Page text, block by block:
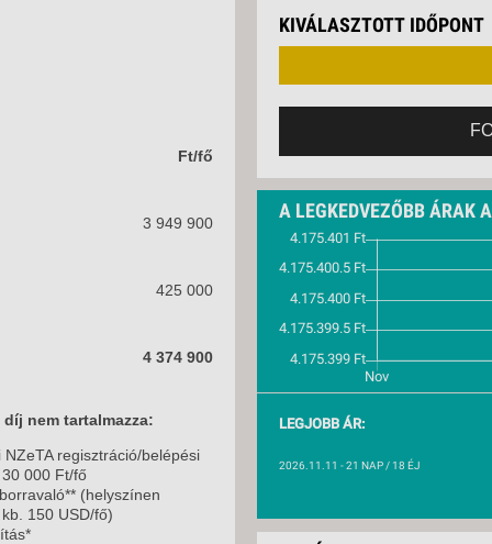
A LEGKEDVEZŐBB ÁRAK
LEGJOBB ÁR:
2026.11.11 - 21 NAP / 18 ÉJ
KIVÁLASZTOTT IDŐPONT
Ft/fő
3 949 900
425 000
4 374 900
nem tartalmazza:
NZeTA regisztráció/belépési
000 Ft/fő
(helyszínen
150 USD/fő)